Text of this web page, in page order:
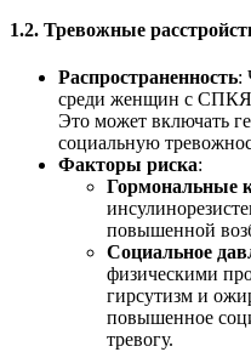
1.2. Тревожные
Распространенность:
среди женщин с
Это может включать
социальную
Факторы риска:
Гормональные
повышенной
Социальное
физическими
гирсутизм и
повышенное
тревогу.